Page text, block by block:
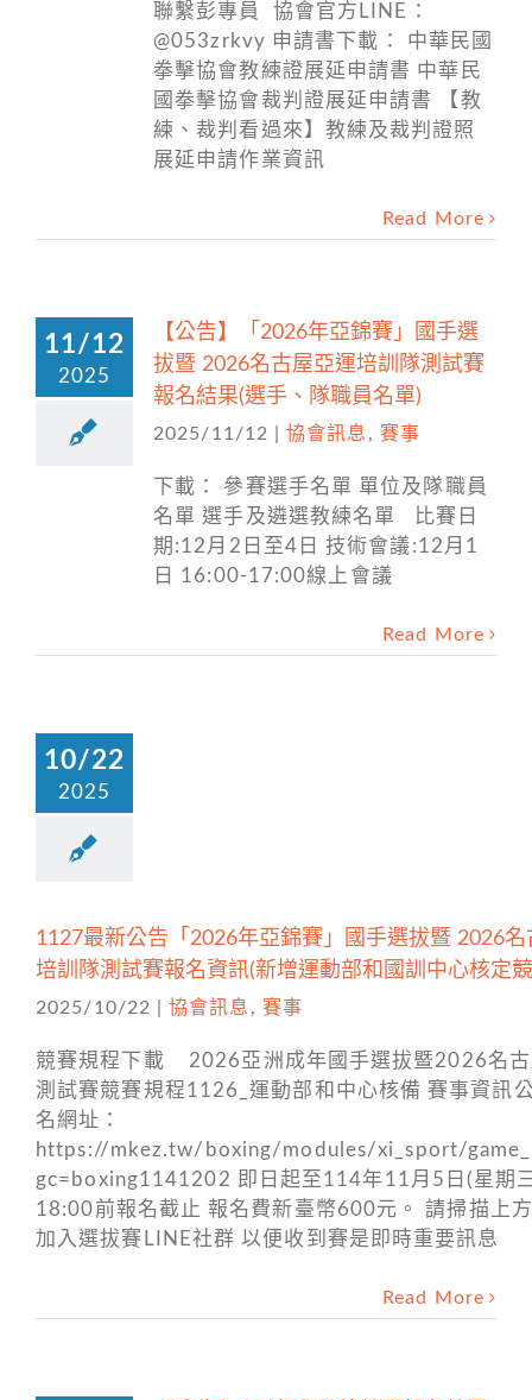
聯繫彭專員 協會官方LINE：
@053zrkvy 申請書下載： 中華民國
拳擊協會教練證展延申請書 中華民
國拳擊協會裁判證展延申請書 【教
練、裁判看過來】教練及裁判證照
展延申請作業資訊
Read More
11/12
2025
【公告】「2026年亞錦賽」國手選
拔暨 2026名古屋亞運培訓隊測試賽
報名結果(選手、隊職員名單)
2025/11/12 協會訊息 , 賽事
下載： 參賽選手名單 單位及隊職員
名單 選手及遴選教練名單 比賽日
期:12月2日至4日 技術會議:12月1
日 16:00-17:00線上會議
Read More
10/22
2025
1127最新公告「2026年亞錦賽」國手選拔暨 2026名
培訓隊測試賽報名資訊(新增運動部和國訓中心核定
2025/10/22 協會訊息 , 賽事
競賽規程下載 2026亞洲成年國手選拔暨2026名古
測試賽競賽規程1126_運動部和中心核備 賽事資訊
名網址：
https://mkez.tw/boxing/modules/xi_sport/
gc=boxing1141202 即日起至114年11月5日(星期
18:00前報名截止 報名費新臺幣600元。 請掃描上
加入選拔賽LINE社群 以便收到賽是即時重要訊息
Read More